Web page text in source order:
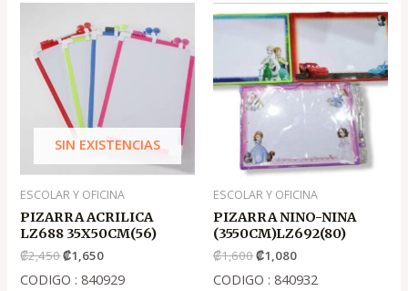
SIN EXISTENCIAS
ESCOLAR Y OFICINA
PIZARRA ACRILICA
LZ688 35X50CM(56)
₡2,450
precio
original
era:
₡2,450
₡1,650
precio
actual
es:
₡1,650
CODIGO : 840929
ESCOLAR Y OFICINA
PIZARRA NINO-NINA
(3550CM)LZ692(80)
₡1,600
El
precio
original
era:
₡1,600
₡1,080
El
precio
es:
.
₡1,080
CODIGO : 840932